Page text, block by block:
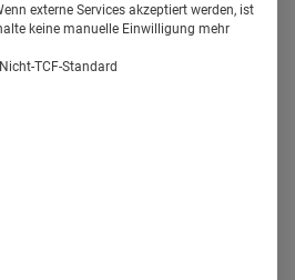
media, jedoch mit Sitz im
Ärzteverlags in Köln, kümmert
sämtliche Marketingaktivitäten
externe Services akzeptiert werden, ist
keine manuelle Einwilligung mehr
Nicht-TCF-Standard